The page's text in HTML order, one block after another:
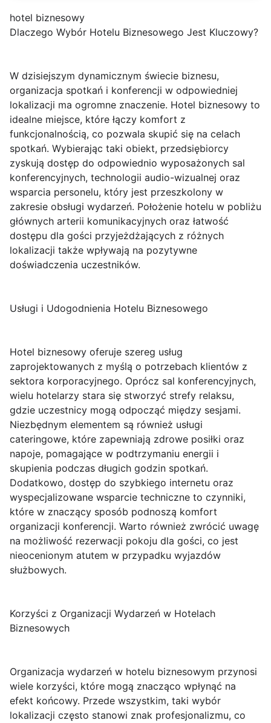
hotel biznesowy
Dlaczego Wybór Hotelu Biznesowego Jest Kluczowy?
W dzisiejszym dynamicznym świecie biznesu,
organizacja spotkań i konferencji w odpowiedniej
lokalizacji ma ogromne znaczenie. Hotel biznesowy to
idealne miejsce, które łączy komfort z
funkcjonalnością, co pozwala skupić się na celach
spotkań. Wybierając taki obiekt, przedsiębiorcy
zyskują dostęp do odpowiednio wyposażonych sal
konferencyjnych, technologii audio-wizualnej oraz
wsparcia personelu, który jest przeszkolony w
zakresie obsługi wydarzeń. Położenie hotelu w pobliżu
głównych arterii komunikacyjnych oraz łatwość
dostępu dla gości przyjeżdżających z różnych
lokalizacji także wpływają na pozytywne
doświadczenia uczestników.
Usługi i Udogodnienia Hotelu Biznesowego
Hotel biznesowy oferuje szereg usług
zaprojektowanych z myślą o potrzebach klientów z
sektora korporacyjnego. Oprócz sal konferencyjnych,
wielu hotelarzy stara się stworzyć strefy relaksu,
gdzie uczestnicy mogą odpocząć między sesjami.
Niezbędnym elementem są również usługi
cateringowe, które zapewniają zdrowe posiłki oraz
napoje, pomagające w podtrzymaniu energii i
skupienia podczas długich godzin spotkań.
Dodatkowo, dostęp do szybkiego internetu oraz
wyspecjalizowane wsparcie techniczne to czynniki,
które w znaczący sposób podnoszą komfort
organizacji konferencji. Warto również zwrócić uwagę
na możliwość rezerwacji pokoju dla gości, co jest
nieocenionym atutem w przypadku wyjazdów
służbowych.
Korzyści z Organizacji Wydarzeń w Hotelach
Biznesowych
Organizacja wydarzeń w hotelu biznesowym przynosi
wiele korzyści, które mogą znacząco wpłynąć na
efekt końcowy. Przede wszystkim, taki wybór
lokalizacji często stanowi znak profesjonalizmu, co